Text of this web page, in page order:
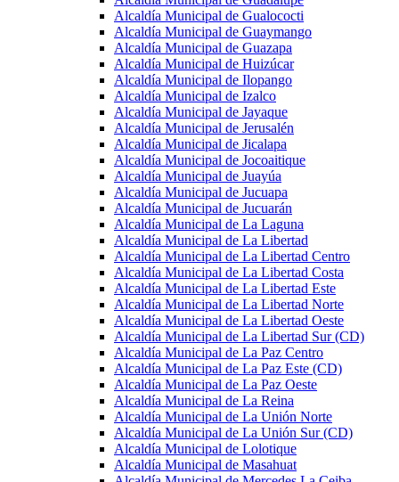
Alcaldía Municipal de Gualococti
Alcaldía Municipal de Guaymango
Alcaldía Municipal de Guazapa
Alcaldía Municipal de Huizúcar
Alcaldía Municipal de Ilopango
Alcaldía Municipal de Izalco
Alcaldía Municipal de Jayaque
Alcaldía Municipal de Jerusalén
Alcaldía Municipal de Jicalapa
Alcaldía Municipal de Jocoaitique
Alcaldía Municipal de Juayúa
Alcaldía Municipal de Jucuapa
Alcaldía Municipal de Jucuarán
Alcaldía Municipal de La Laguna
Alcaldía Municipal de La Libertad
Alcaldía Municipal de La Libertad Centro
Alcaldía Municipal de La Libertad Costa
Alcaldía Municipal de La Libertad Este
Alcaldía Municipal de La Libertad Norte
Alcaldía Municipal de La Libertad Oeste
Alcaldía Municipal de La Libertad Sur (CD)
Alcaldía Municipal de La Paz Centro
Alcaldía Municipal de La Paz Este (CD)
Alcaldía Municipal de La Paz Oeste
Alcaldía Municipal de La Reina
Alcaldía Municipal de La Unión Norte
Alcaldía Municipal de La Unión Sur (CD)
Alcaldía Municipal de Lolotique
Alcaldía Municipal de Masahuat